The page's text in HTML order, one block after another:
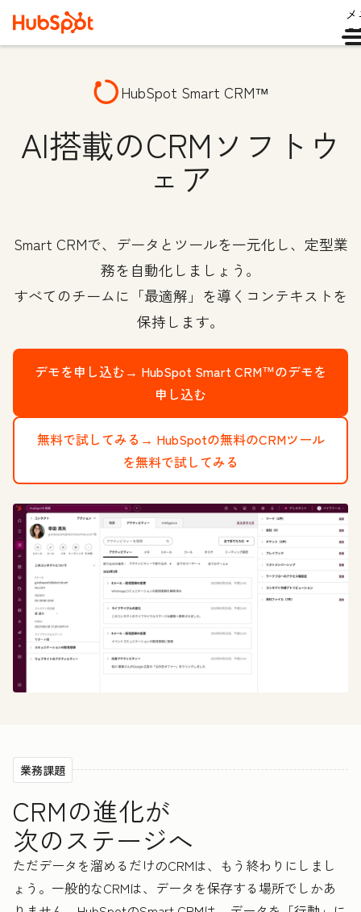
HubSpot Smart CRM™
AI搭載のCRMソフトウ
ェア
Smart CRMで、データとツールを一元化し、定型業
務を自動化しましょう。
すべてのチームに「最適解」を導くコンテキストを
保持します。
デモを申し込む→ HubSpot Smart CRM™のデモを
申し込む
無料で試してみる→ HubSpotの無料のCRMツール
を無料で試してみる
業務課題
CRMの進化が
次のステージへ
ただデータを溜めるだけのCRMは、もう終わりにしまし
ょう。一般的なCRMは、データを保存する場所でしかあ